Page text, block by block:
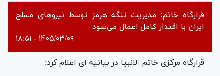
قرارگاه خاتم: مدیریت تنگه هرمز توسط نیروهای مسلح
ایران با اقتدار کامل اعمال می‌شود
۱۴۰۵/۰۳/۰۹ - ۱۸:۵۱
قرارگاه مرکزی خاتم الانبیا در بیانیه ای اعلام کرد: